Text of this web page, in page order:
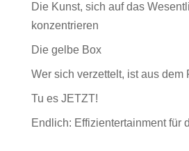
Die Kunst, sich auf das
konzentrieren
Die gelbe Box
Wer sich verzettelt, ist aus dem
Tu es JETZT!
Endlich: Effizientertainment für